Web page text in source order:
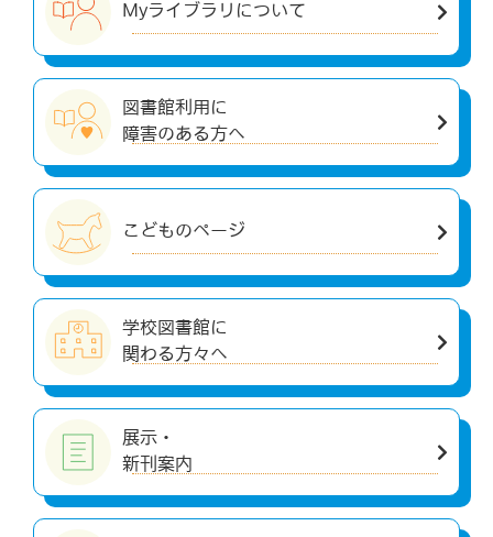
Myライブラリについて
図書館利用に
障害のある方へ
こどものページ
学校図書館に
関わる方々へ
展示・
新刊案内